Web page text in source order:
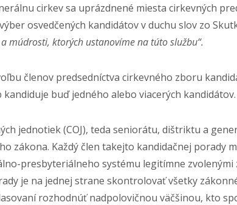
cirkev sa uprázdnené miesta cirkevných
osvedčených kandidátov v duchu slov zo
múdrosti, ktorých ustanovíme na túto službu“.
členov predsedníctva cirkevného zboru
buď jedného alebo viacerých kandidátov.
jednotiek (COJ), teda seniorátu, dištriktu a
zákona. Každý člen takejto kandidačnej porady
presbyteriálneho systému legitímne zvolenými
je na jednej strane skontrolovať všetky
rozhodnúť nadpolovičnou väčšinou, kto